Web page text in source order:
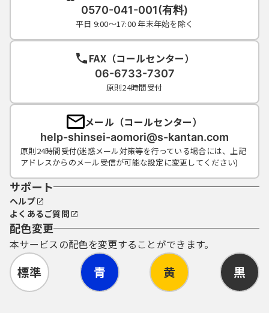
0570-041-001(有料)
平日 9:00～17:00 年末年始を除く
FAX（コールセンター）
06-6733-7307
原則24時間受付
メール（コールセンター）
help-shinsei-aomori@s-kantan.com
原則24時間受付(迷惑メール対策等を行っている場合には、上記
アドレスからのメール受信が可能な設定に変更してください)
サポート
ヘルプ
よくあるご質問
配色変更
本サービスの配色を変更することができます。
標準 青 黄 黒